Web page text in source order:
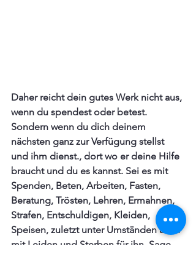
Daher reicht dein gutes Werk nicht aus,
wenn du spendest oder betest.
Sondern wenn du dich deinem
nächsten ganz zur Verfügung stellst
und ihm dienst., dort wo er deine Hilfe
braucht und du es kannst. Sei es mit
Spenden, Beten, Arbeiten, Fasten,
Beratung, Trösten, Lehren, Ermahnen,
Strafen, Entschuldigen, Kleiden,
Speisen, zuletzt unter Umständen auch
mit Leiden und Sterben für ihn. Sage